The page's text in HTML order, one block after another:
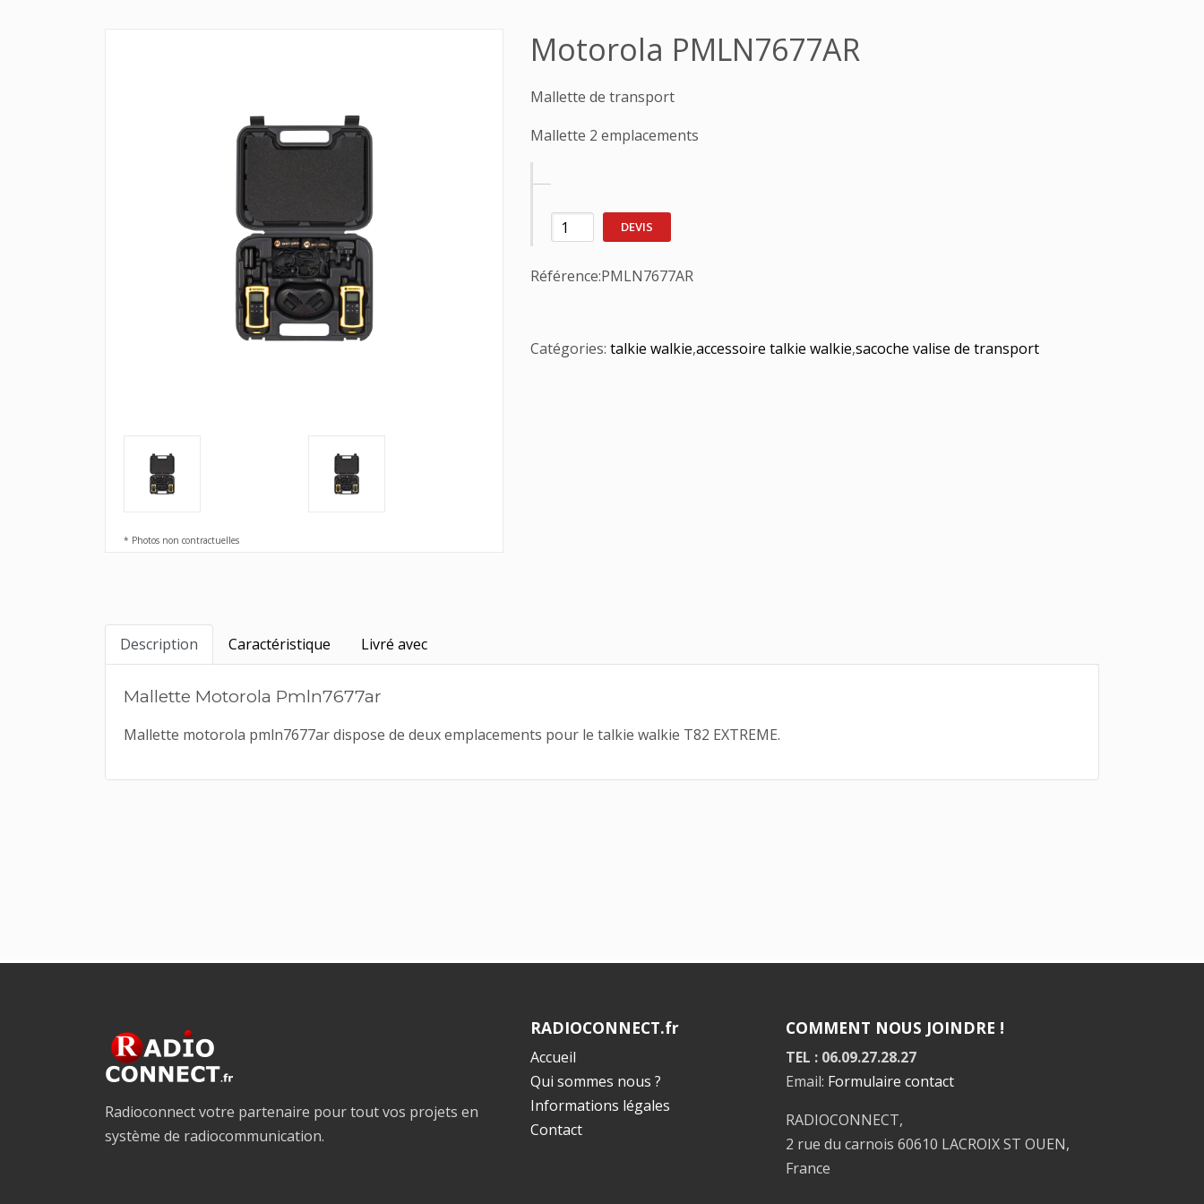
* Photos non contractuelles
Motorola PMLN7677AR
Mallette de transport
Mallette 2 emplacements
DEVIS
Référence:PMLN7677AR
Catégories: talkie walkie,accessoire talkie walkie,sacoche valise de transport
Description Caractéristique Livré avec
Mallette Motorola Pmln7677ar
Mallette motorola pmln7677ar dispose de deux emplacements pour le talkie walkie T82 EXTREME.
Radioconnect votre partenaire pour tout vos projets en
système de radiocommunication.
RADIOCONNECT.fr
Accueil
Qui sommes nous ?
Informations légales
Contact
COMMENT NOUS JOINDRE !
TEL : 06.09.27.28.27
Email: Formulaire contact
RADIOCONNECT,
2 rue du carnois 60610 LACROIX ST OUEN,
France